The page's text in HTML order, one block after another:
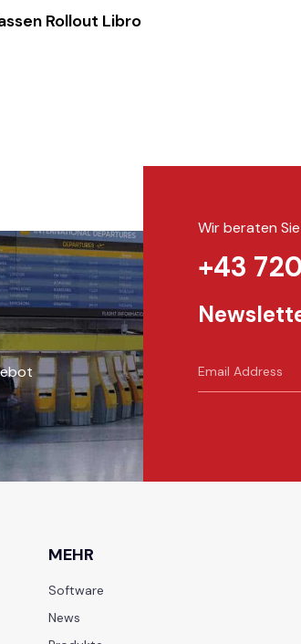
Rollout Libro
Wir beraten
+43
MEHR
Software
News